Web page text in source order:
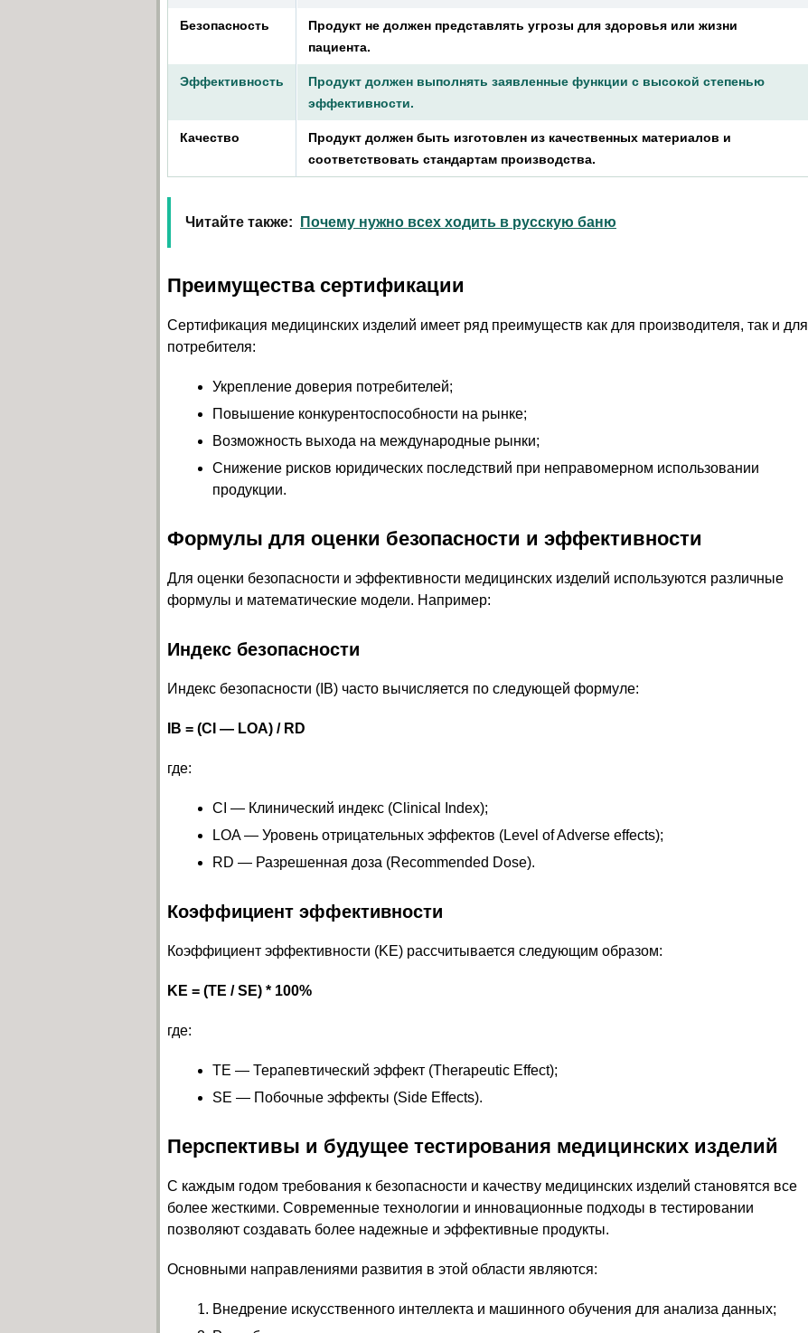
Безопасность
Продукт не должен представлять угрозы для здоровья или жизни
пациента.
Эффективность
Продукт должен выполнять заявленные функции с высокой степенью
эффективности.
Качество
Продукт должен быть изготовлен из качественных материалов и
соответствовать стандартам производства.
Читайте также: Почему нужно всех ходить в русскую баню
Преимущества сертификации
Сертификация медицинских изделий имеет ряд преимуществ как для производителя, так и для
потребителя:
Укрепление доверия потребителей;
Повышение конкурентоспособности на рынке;
Возможность выхода на международные рынки;
Снижение рисков юридических последствий при неправомерном использовании
продукции.
Формулы для оценки безопасности и эффективности
Для оценки безопасности и эффективности медицинских изделий используются различные
формулы и математические модели. Например:
Индекс безопасности
Индекс безопасности (IB) часто вычисляется по следующей формуле:
IB = (CI — LOA) / RD
где:
CI — Клинический индекс (Clinical Index);
LOA — Уровень отрицательных эффектов (Level of Adverse effects);
RD — Разрешенная доза (Recommended Dose).
Коэффициент эффективности
Коэффициент эффективности (KE) рассчитывается следующим образом:
KE = (TE / SE) * 100%
где:
TE — Терапевтический эффект (Therapeutic Effect);
SE — Побочные эффекты (Side Effects).
Перспективы и будущее тестирования медицинских изделий
С каждым годом требования к безопасности и качеству медицинских изделий становятся все
более жесткими. Современные технологии и инновационные подходы в тестировании
позволяют создавать более надежные и эффективные продукты.
Основными направлениями развития в этой области являются:
Внедрение искусственного интеллекта и машинного обучения для анализа данных;